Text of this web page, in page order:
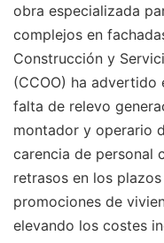
obra especializada
complejos en
Construcción y
(CCOO) ha advertido
falta de relevo
montador y operario
carencia de personal
retrasos en los
promociones de
elevando los costes